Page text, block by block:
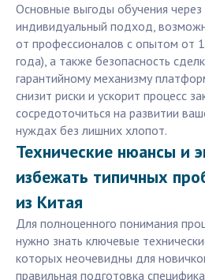
Основные выгоды обучения
индивидуальный подход,
от профессионалов с опытом от
года), а также безопасность
гарантийному механизму
снизит риски и ускорит процесс
сосредоточиться на развитии
нуждах без лишних хлопот.
Технические нюансы и
избежать типичных
из Китая
Для полноценного понимания
нужно знать ключевые
которых неочевидны для
правильная подготовка